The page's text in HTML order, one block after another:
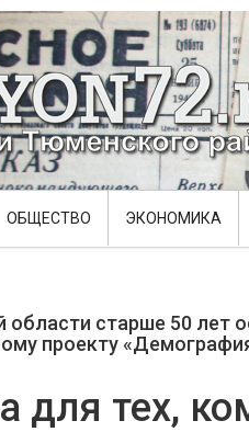
ОБЩЕСТВО ЭКОНОМИКА
области старше 50 лет
проекту
для тех,